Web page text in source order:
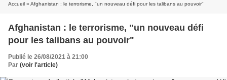
Accueil » Afghanistan : le terrorisme, "un nouveau défi pour les talibans au pouvoir"
Afghanistan : le terrorisme, "un nouveau défi
pour les talibans au pouvoir"
Publié le 26/08/2021 à 21:00
Par (voir l'article)